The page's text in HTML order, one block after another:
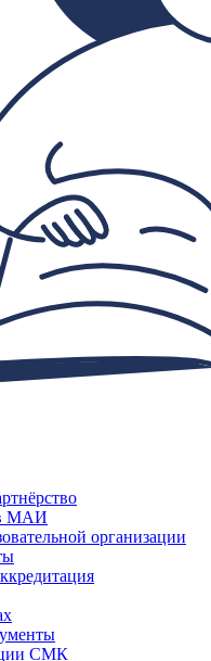
в МАИ
организации
СМК